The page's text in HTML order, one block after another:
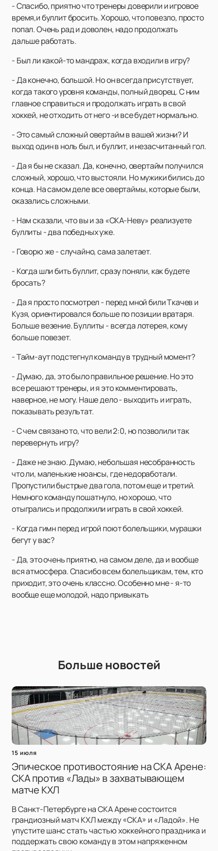
- Спасибо, приятно что тренеры доверили и игровое
время,и буллит бросить. Хорошо, что повезло, просто
попал. Очень рад и доволен, надо продолжать
дальше работать.
- Был ли какой-то мандраж, когда входили в игру?
- Да конечно, большой. Но он всегда присутствует,
когда такого уровня команды, полный дворец. С ним
главное справиться и продолжать играть в свой
хоккей, не отходить от него -и все будет нормально.
- Это самый сложный овертайм в вашей жизни? И
выход один в ноль был, и буллит, и незасчитанный гол.
- Да я бы не сказал. Да, конечно, овертайм получился
сложный, хорошо, что выстояли. Но мужики бились до
конца. На самом деле все овертаймы, которые были,
оказались сложными.
- Нам сказали, что вы и за «СКА-Неву» реализуете
буллиты - два победных уже.
- Говорю же - случайно, сама залетает.
- Когда шли бить буллит, сразу поняли, как будете
бросать?
- Да я просто посмотрел - перед мной били Ткачев и
Кузя, ориентировался больше по позиции вратаря.
Больше везение. Буллиты - всегда лотерея, кому
больше повезет.
- Тайм-аут подстегнул команду в трудный момент?
- Думаю, да, это было правильное решение. Но это
все решают тренеры, и я это комментировать,
наверное, не могу. Наше дело - выходить и играть,
показывать результат.
- С чем связано то, что вели 2:0, но позволили так
перевернуть игру?
- Даже не знаю. Думаю, небольшая несобранность
что ли, маленькие нюансы, где недоработали.
Пропустили быстрые два гола, потом еще и третий.
Немного команду пошатнуло, но хорошо, что
отыгрались и продолжили играть в свой хоккей.
- Когда гимн перед игрой поют болельщики, мурашки
бегут у вас?
- Да, это очень приятно, на самом деле, да и вообще
вся атмосфера. Спасибо всем болельщикам, тем, кто
приходит, это очень классно. Особенно мне - я-то
вообще еще молодой, надо привыкать
Больше новостей
15 июля
Эпическое противостояние на СКА Арене:
СКА против «Лады» в захватывающем
матче КХЛ
В Санкт-Петербурге на СКА Арене состоится
грандиозный матч КХЛ между «СКА» и «Ладой». Не
упустите шанс стать частью хоккейного праздника и
поддержать свою команду в этом напряженном